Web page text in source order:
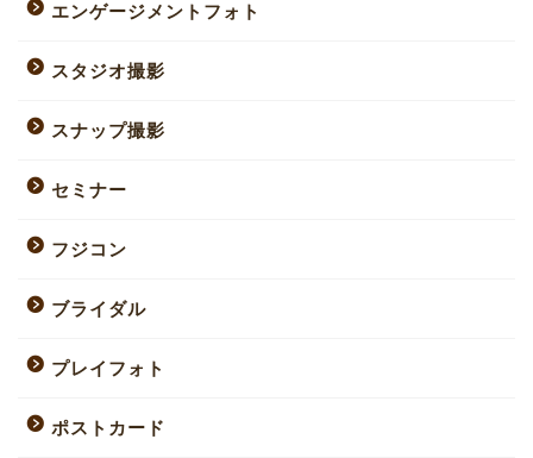
エンゲージメントフォト
スタジオ撮影
スナップ撮影
セミナー
フジコン
ブライダル
プレイフォト
ポストカード